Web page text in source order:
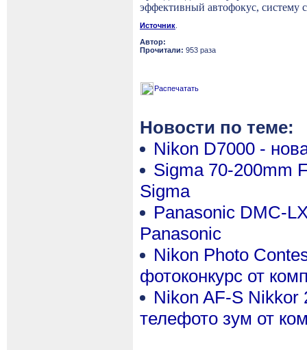
эффективный автофокус, систему
Источник
Автор:
Прочитали: 953 раза
Распечатать
Новости по теме:
Nikon D7000 -
Sigma 70-200mm
Sigma
Panasonic DMC-
Panasonic
Nikon Photo
фотоконкурс от
Nikon AF-S Nikkor
телефото зум от